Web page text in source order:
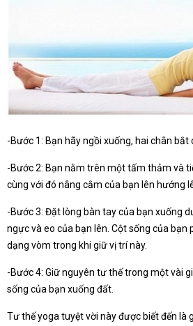
-Bước 1: Bạn hãy ngồi xuống, hai chân bắt
-Bước 2: Bạn nằm trên một tấm thảm và
cùng với đó nâng cằm của bạn lên hướng
-Bước 3: Đặt lòng bàn tay của bạn xuống
ngực và eo của bạn lên. Cột sống của
dạng vòm trong khi giữ vị trí này.
-Bước 4: Giữ nguyên tư thế trong một vài
sống của bạn xuống đất.
Tư thế yoga tuyệt vời này được biết đến là